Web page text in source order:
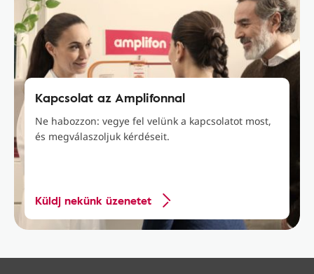
Kapcsolat az Amplifonnal
Ne habozzon: vegye fel velünk a kapcsolatot most,
és megválaszoljuk kérdéseit.
Küldj nekünk üzenetet